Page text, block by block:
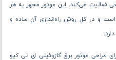
فعالیت می‌کند. این موتور مجهز به هر
و در کل روش راه‌اندازی آن ساده و
طراحی موتور برق گازوئیلی ای تی کیو